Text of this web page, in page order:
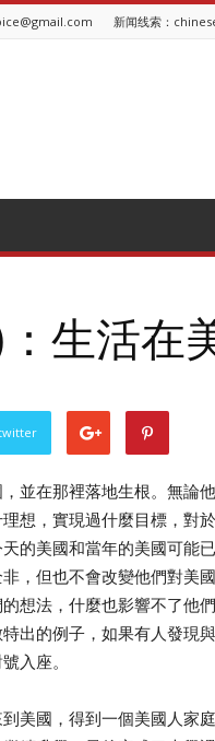
新闻线索：
生活在
並在那裡落地生根。無論
想，實現過什麼目標，對
的美國和當年的美國可能
，但也不會改變他們對美
想法，什麼也影響不了他
出的例子，如果有人發現
入座。
美國，得到一個美國人家